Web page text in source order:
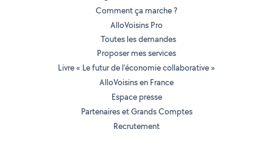
Comment ça marche ?
AlloVoisins Pro
Toutes les demandes
Proposer mes services
Livre « Le futur de l'économie collaborative »
AlloVoisins en France
Espace presse
Partenaires et Grands Comptes
Recrutement